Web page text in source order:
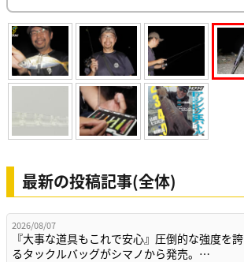
最新の投稿記事(全体)
2026/08/07
『大事な道具もこれで安心』圧倒的な強度を誇
るタックルバッグがシマノから発売。…